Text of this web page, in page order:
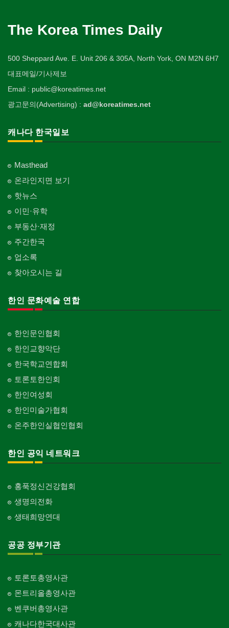
The Korea Times Daily
500 Sheppard Ave. E. Unit 206 & 305A, North York, ON M2N 6H7
대표메일/기사제보
Email : public@koreatimes.net
광고문의(Advertising) : ad@koreatimes.net
캐나다 한국일보
Masthead
온라인지면 보기
핫뉴스
이민·유학
부동산·재정
주간한국
업소록
찾아오시는 길
한인 문화예술 연합
한인문인협회
한인교향악단
한국학교연합회
토론토한인회
한인여성회
한인미술가협회
온주한인실협인협회
한인 공익 네트워크
홍푹정신건강협회
생명의전화
생태희망연대
공공 정부기관
토론토총영사관
몬트리올총영사관
벤쿠버총영사관
캐나다한국대사관